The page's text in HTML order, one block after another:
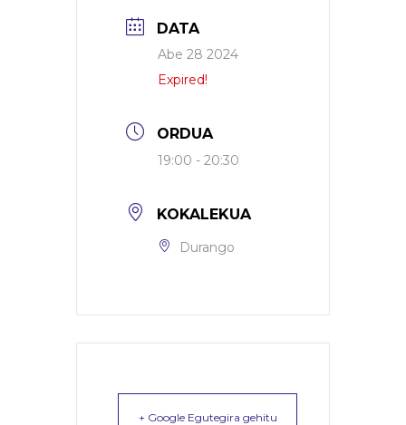
DATA
Abe 28 2024
Expired!
ORDUA
19:00 - 20:30
KOKALEKUA
Durango
+ Google Egutegira gehitu